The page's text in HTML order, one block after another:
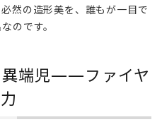
然の造形美を、誰もが一目で
のです。
異端児——ファイヤ